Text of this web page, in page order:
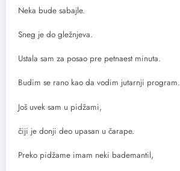
Neka bude sabajle.
Sneg je do gležnjeva.
Ustala sam za posao pre petnaest minuta.
Budim se rano kao da vodim jutarnji program.
Još uvek sam u pidžami,
čiji je donji deo upasan u čarape.
Preko pidžame imam neki bademantil,